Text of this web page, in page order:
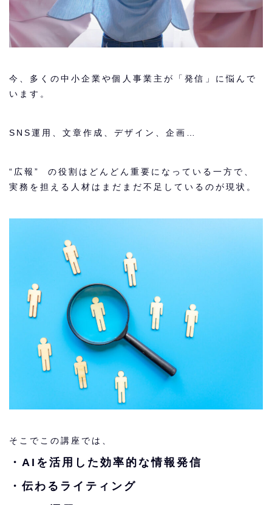
今、多くの中小企業や個人事業主が「発信」に悩んで
います。
SNS運用、文章作成、デザイン、企画…
“広報” の役割はどんどん重要になっている一方で、
実務を担える人材はまだまだ不足しているのが現状。
そこでこの講座では、
・AIを活用した効率的な情報発信
・伝わるライティング